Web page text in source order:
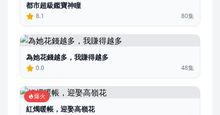
都市超級鑑寶神瞳
8.1 80集
為她花錢越多，我賺得越多
0.0 48集
爆火
紅燭暖帳，迎娶高嶺花